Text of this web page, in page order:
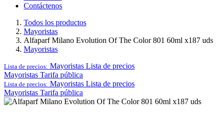
Contáctenos
Todos los productos
Mayoristas
Alfaparf Milano Evolution Of The Color 801 60ml x187 uds
Mayoristas
Lista de precios: Mayoristas Lista de precios
Mayoristas Tarifa pública
Lista de precios: Mayoristas Lista de precios
Mayoristas Tarifa pública